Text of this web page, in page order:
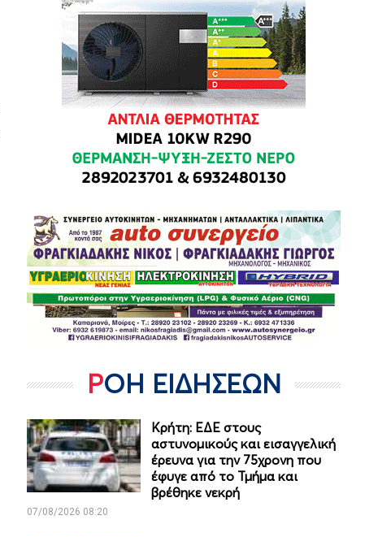
ΡΟΗ ΕΙΔΗΣΕΩΝ
Κρήτη: ΕΔΕ στους
αστυνομικούς και εισαγγελική
έρευνα για την 75χρονη που
έφυγε από το Τμήμα και
βρέθηκε νεκρή
07/08/2026 08:20